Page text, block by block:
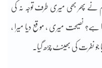
تم نے پھر بھی میری طرف توجہ نہ کی
ہے؟ نصیحت میری ، موقع دیا میرا ،
جو نفرت کی بھینٹ چڑھ گیا۔